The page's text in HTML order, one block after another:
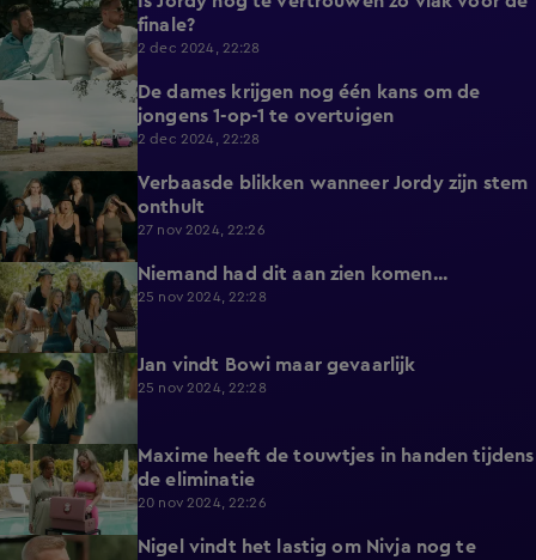
finale?
2 dec 2024, 22:28
De dames krijgen nog één kans om de
jongens 1-op-1 te overtuigen
2 dec 2024, 22:28
4:58
Verbaasde blikken wanneer Jordy zijn stem
onthult
27 nov 2024, 22:26
4:19 Niemand had dit aan zien komen...
25 nov 2024, 22:28
4:34 Jan vindt Bowi maar gevaarlijk
25 nov 2024, 22:28
5:08
Maxime heeft de touwtjes in handen tijdens
de eliminatie
20 nov 2024, 22:26
4:35
Nigel vindt het lastig om Nivja nog te